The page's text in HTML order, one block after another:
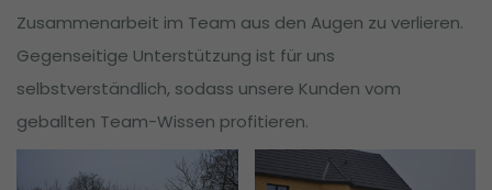
Zusammenarbeit im Team aus den Augen zu verlieren.
Gegenseitige Unterstützung ist für uns
selbstverständlich, sodass unsere Kunden vom
geballten Team-Wissen profitieren.